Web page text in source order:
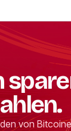
von